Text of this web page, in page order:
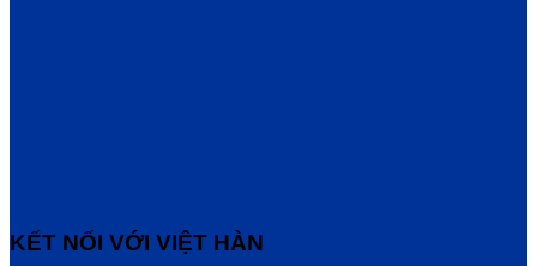
KẾT NỐI VỚI VIỆT HÀN